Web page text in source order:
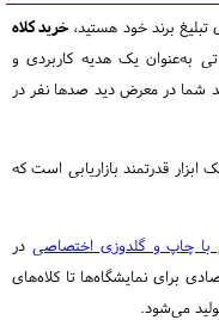
برند خود هستید، خرید کلاه
به‌عنوان یک هدیه کاربردی و
شما در معرض دید صدها نفر در
قدرتمند بازاریابی است که
با چاپ و گلدوزی اختصاصی در
برای نمایشگاه‌ها تا کلاه‌های
می‌شود.